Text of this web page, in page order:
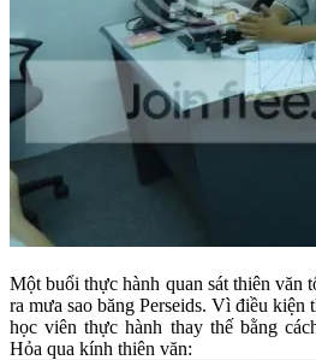
Một buổi thực hành quan sát thiên văn
ra mưa sao băng Perseids. Vì điều kiện
học viên thực hành thay thế bằng
Hỏa qua kính thiên văn: